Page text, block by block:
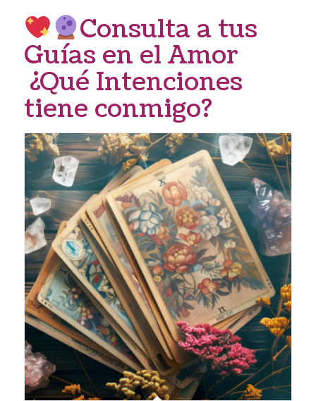
Consulta a tus
Guías en el Amor
¿Qué Intenciones
tiene conmigo?